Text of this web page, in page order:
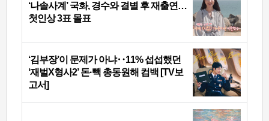
‘나솔사계’ 국화, 경수와 결별 후 재출연…
첫인상 3표 몰표
‘김부장’이 문제가 아냐‥11% 섭섭했던
‘재벌X형사2’ 돈·빽 총동원해 컴백 [TV보
고서]